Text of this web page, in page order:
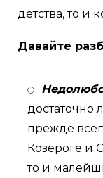
детства, то и
Давайте
достаточно
прежде
Козероге и
то и